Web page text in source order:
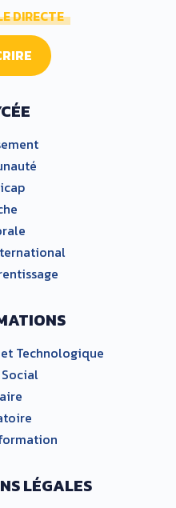
DIRECTE
Technologique
LÉGALES